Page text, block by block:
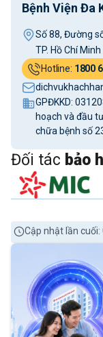
Bệnh Viện Đa
Số 88, Đường
TP. Hồ Chí Minh
Hotline: 1800
GPĐKKD:
hoạch và đầu
chữa bệnh số
Đối tác bảo
Cập nhật lần